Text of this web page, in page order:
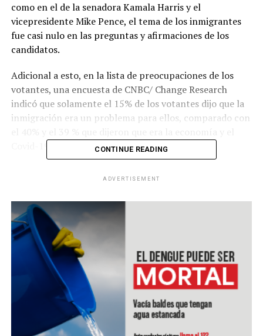
como en el de la senadora Kamala Harris y el
vicepresidente Mike Pence, el tema de los inmigrantes
fue casi nulo en las preguntas y afirmaciones de los
candidatos.
Adicional a esto, en la lista de preocupaciones de los
votantes, una encuesta de CNBC/ Change Research
indicó que solamente el 15% de los votantes dijo que la
inmigración era un problema para ellos, comparado con
Covid-19, respectivamente.
unsondeo del Pew Research Center de septiembre
pasado , el tema ocupó la octava posición, antecedido
por la economía, atención médica, coronavirus,
diferencias raciales, crímenes violentos, Corte Suprema
y cambio climático.
Según CNB, para el experto James Carafano, de la
Heritage Foundation, el asunto migratorio “no es el tipo
de problema que realmente conmovería a muchos
votantes”.
CONTINUE READING
ADVERTISEMENT